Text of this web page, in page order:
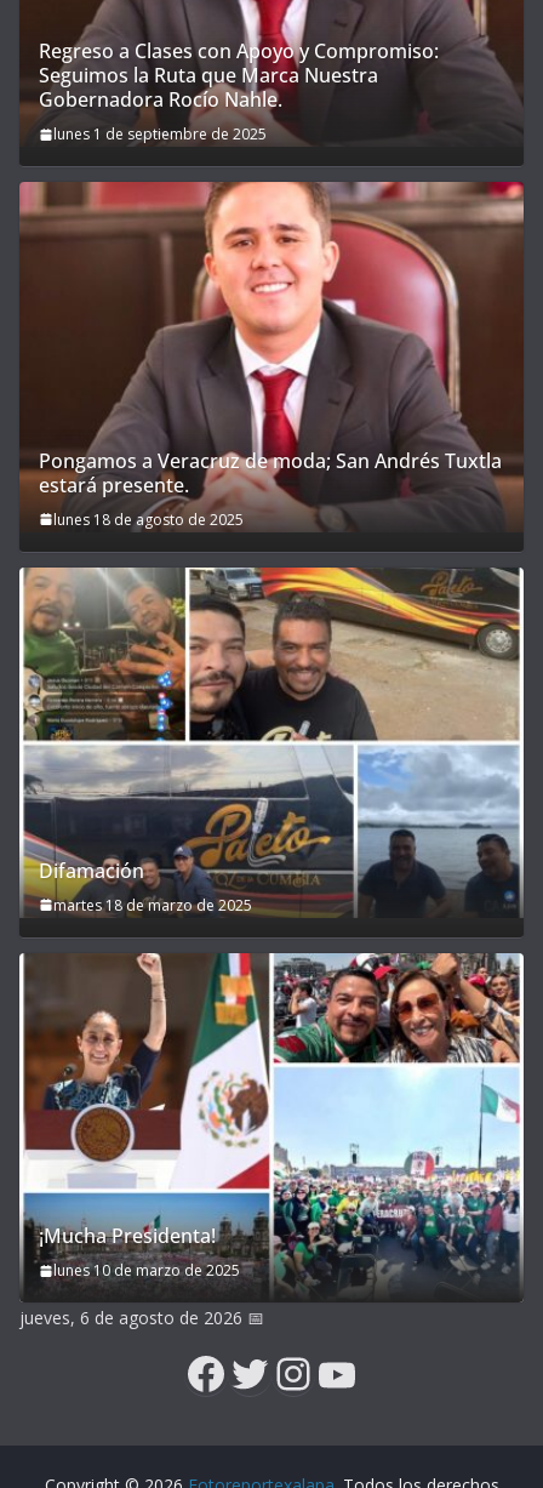
Regreso a Clases con Apoyo y Compromiso:
Seguimos la Ruta que Marca Nuestra
Gobernadora Rocío Nahle.
lunes 1 de septiembre de 2025
Pongamos a Veracruz de moda; San Andrés Tuxtla
estará presente.
lunes 18 de agosto de 2025
Difamación
martes 18 de marzo de 2025
¡Mucha Presidenta!
lunes 10 de marzo de 2025
jueves, 6 de agosto de 2026 📅
Facebook
Twitter
Instagram
YouTube